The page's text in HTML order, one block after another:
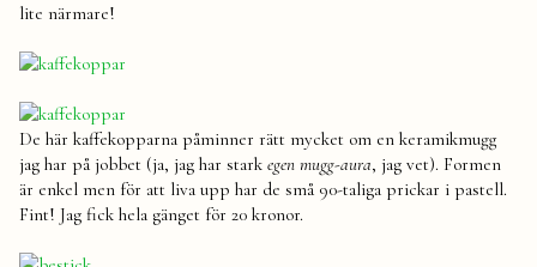
lite närmare!
De här kaffekopparna påminner rätt mycket om en keramikmugg
jag har på jobbet (ja, jag har stark egen mugg-aura, jag vet). Formen
är enkel men för att liva upp har de små 90-taliga prickar i pastell.
Fint! Jag fick hela gänget för 20 kronor.